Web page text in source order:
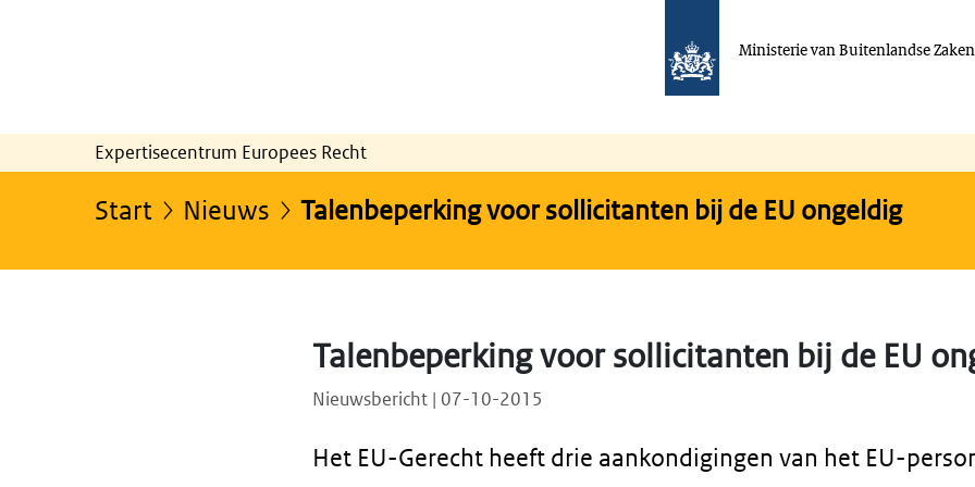
Ministerie van Buitenlandse Zaken
Expertisecentrum Europees Recht
Start Nieuws Talenbeperking voor sollicitanten bij de EU ongeldig
Talenbeperking voor sollicitanten bij de EU
Nieuwsbericht | 07-10-2015
Het EU-Gerecht heeft drie aankondigingen van het EU-